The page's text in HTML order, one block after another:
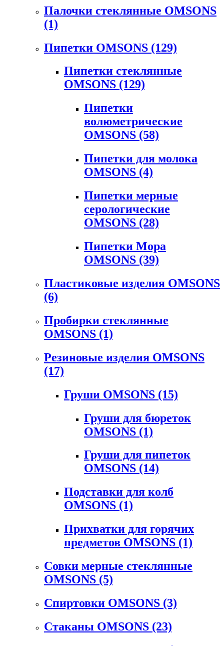
Палочки стеклянные OMSONS
(1)
Пипетки OMSONS (129)
Пипетки стеклянные
OMSONS (129)
Пипетки
волюметрические
OMSONS (58)
Пипетки для молока
OMSONS (4)
Пипетки мерные
серологические
OMSONS (28)
Пипетки Мора
OMSONS (39)
Пластиковые изделия OMSONS
(6)
Пробирки стеклянные
OMSONS (1)
Резиновые изделия OMSONS
(17)
Груши OMSONS (15)
Груши для бюреток
OMSONS (1)
Груши для пипеток
OMSONS (14)
Подставки для колб
OMSONS (1)
Прихватки для горячих
предметов OMSONS (1)
Совки мерные стеклянные
OMSONS (5)
Спиртовки OMSONS (3)
Стаканы OMSONS (23)